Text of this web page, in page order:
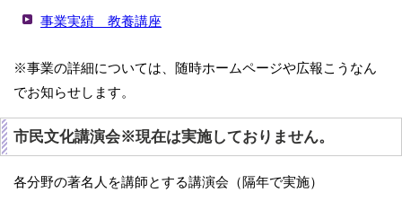
事業実績 教養講座
※事業の詳細については、随時ホームページや広報こうなん
でお知らせします。
市民文化講演会※現在は実施しておりません。
各分野の著名人を講師とする講演会（隔年で実施）